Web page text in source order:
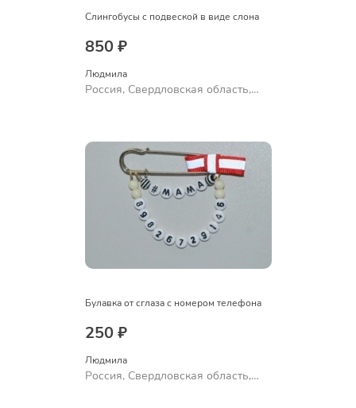
Слингобусы с подвеской в виде слона
850 ₽
Людмила
Россия, Свердловская область,
Булавка от сглаза с номером телефона
250 ₽
Людмила
Россия, Свердловская область,